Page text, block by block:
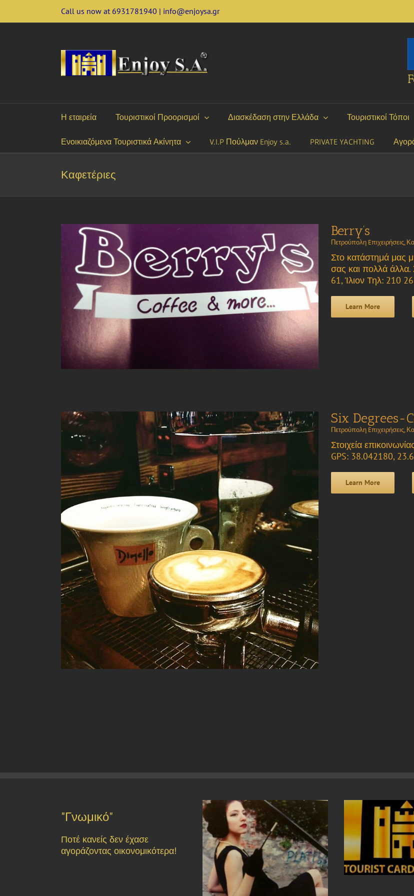
Call us now at 6931781940 | info@enjoysa.gr
Η εταιρεία Τουριστικοί Προορισμοί Διασκέδαση στην Ελλάδα Τουριστικοί Τόποι
Ενοικιαζόμενα Τουριστικά Ακίνητα V.I.P Πούλμαν Enjoy s.a. PRIVATE YACHTING
Καφετέριες
Berry’s
Πετρούπολη Eπιχειρήσεις,
Στο κατάστημά μας
σας και πολλά άλλα.
61, Ίλιον Τηλ: 210
Learn More
Six Degrees-
Πετρούπολη Eπιχειρήσεις,
Στοιχεία
GPS: 38.042180,
Learn More
"Γνωμικό"
Ποτέ κανείς δεν έχασε
αγοράζοντας οικονομικότερα!